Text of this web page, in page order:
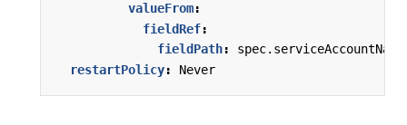
valueFrom:
fieldRef:
fieldPath:
spec.serviceAccountName
restartPolicy: Never